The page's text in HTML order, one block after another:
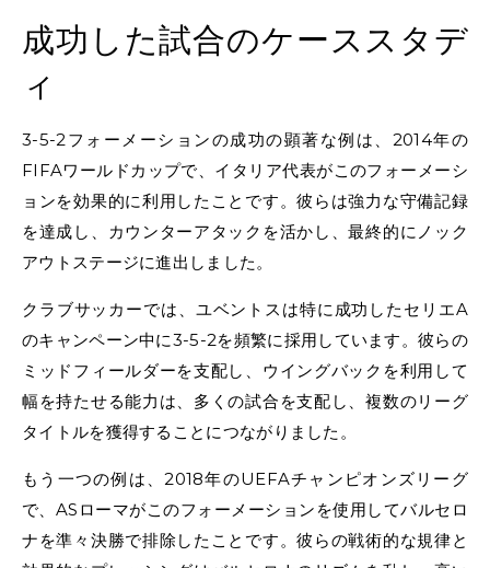
成功した試合のケーススタデ
ィ
3-5-2フォーメーションの成功の顕著な例は、2014年の
FIFAワールドカップで、イタリア代表がこのフォーメーシ
ョンを効果的に利用したことです。彼らは強力な守備記録
を達成し、カウンターアタックを活かし、最終的にノック
アウトステージに進出しました。
クラブサッカーでは、ユベントスは特に成功したセリエA
のキャンペーン中に3-5-2を頻繁に採用しています。彼らの
ミッドフィールダーを支配し、ウイングバックを利用して
幅を持たせる能力は、多くの試合を支配し、複数のリーグ
タイトルを獲得することにつながりました。
もう一つの例は、2018年のUEFAチャンピオンズリーグ
で、ASローマがこのフォーメーションを使用してバルセロ
ナを準々決勝で排除したことです。彼らの戦術的な規律と